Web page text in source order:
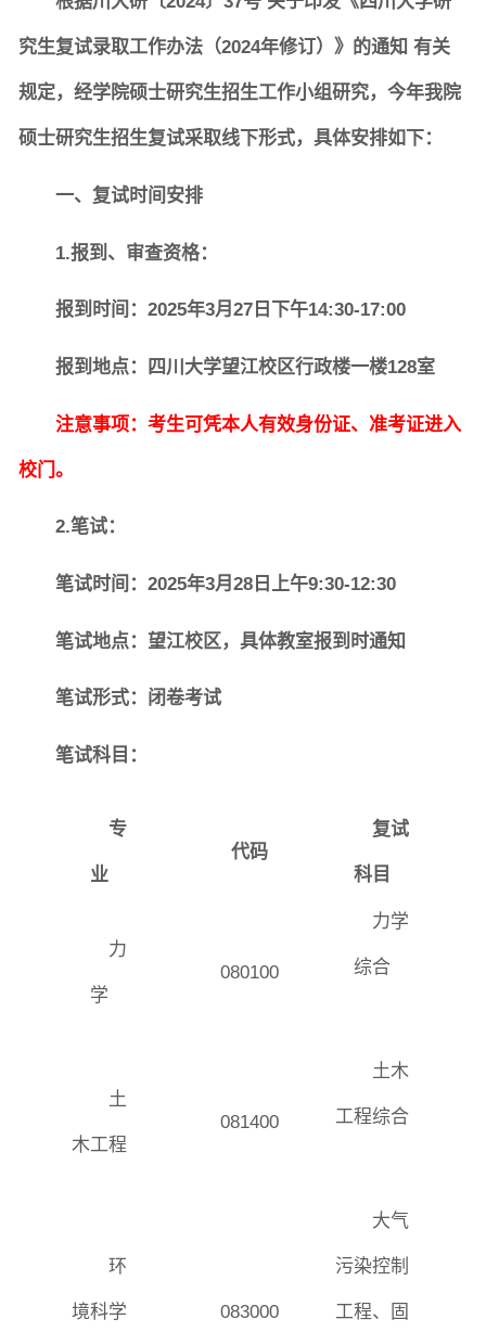
院党委 院行政
究生复试录取工作办法（2024年修订）》的通知 有关
规定，经学院硕士研究生招生工作小组研究，今年我院
硕士研究生招生复试采取线下形式，具体安排如下：
一、复试时间安排
1.报到、审查资格：
报到时间：2025年3月27日下午14:30-17:00
报到地点：四川大学望江校区行政楼一楼128室
注意事项：考生可凭本人有效身份证、准考证进入
校门。
2.笔试：
笔试时间：2025年3月28日上午9:30-12:30
笔试地点：望江校区，具体教室报到时通知
笔试形式：闭卷考试
笔试科目：
专
业
代码
复试
科目
力
学
080100
力学
综合
土
木工程
081400
土木
工程综合
环
境科学 083000
大气
污染控制
工程、固